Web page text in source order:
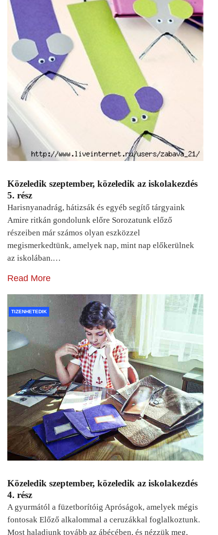
Közeledik szeptember, közeledik az iskolakezdés
5. rész
Harisnyanadrág, hátizsák és egyéb segítő tárgyaink
Amire ritkán gondolunk előre Sorozatunk előző
részeiben már számos olyan eszközzel
megismerkedtünk, amelyek nap, mint nap előkerülnek
az iskolában.…
Read More
TIZENHETEDIK
Közeledik szeptember, közeledik az iskolakezdés
4. rész
A gyurmától a füzetborítóig Apróságok, amelyek mégis
fontosak Előző alkalommal a ceruzákkal foglalkoztunk.
Most haladjunk tovább az ábécében, és nézzük meg,